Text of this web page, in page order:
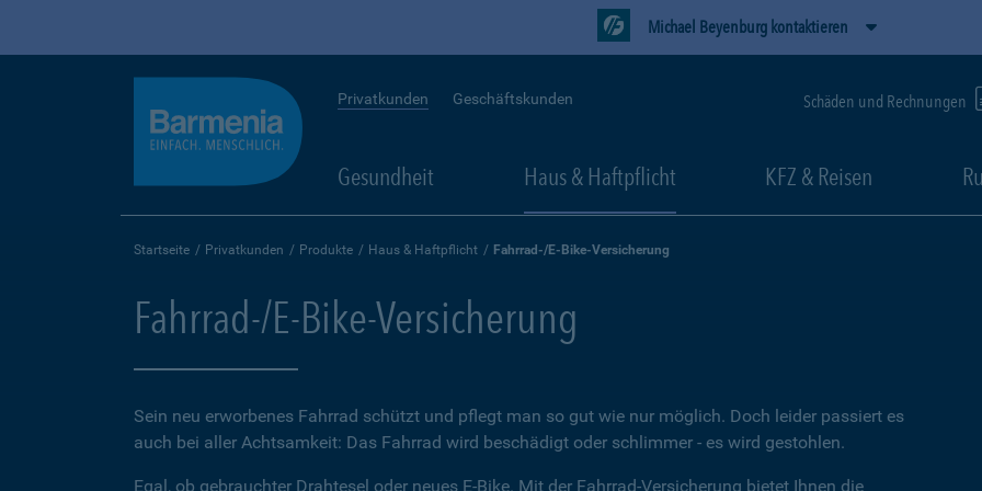
Michael Beyenburg kontaktieren
Privatkunden Geschäftskunden Schäden und Rechnungen
Gesundheit Haus & Haftpflicht KFZ & Reisen
Startseite Privatkunden Produkte Haus & Haftpflicht Fahrrad-/E-Bike-Versicherung
Fahrrad-/E-Bike-Versicherung
Sein neu erworbenes Fahrrad schützt und pflegt man so gut wie nur möglich. Doch leider passiert es
auch bei aller Achtsamkeit: Das Fahrrad wird beschädigt oder schlimmer - es wird gestohlen.
Egal, ob gebrauchter Drahtesel oder neues E-Bike. Mit der Fahrrad-Versicherung bietet Ihnen die